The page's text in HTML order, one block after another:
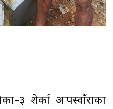
शेर्का आपस्वाँराका